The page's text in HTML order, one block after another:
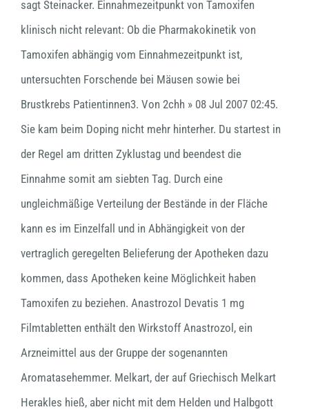
sagt Steinacker. Einnahmezeitpunkt von Tamoxifen
klinisch nicht relevant: Ob die Pharmakokinetik von
Tamoxifen abhängig vom Einnahmezeitpunkt ist,
untersuchten Forschende bei Mäusen sowie bei
Brustkrebs Patientinnen3. Von 2chh » 08 Jul 2007 02:45.
Sie kam beim Doping nicht mehr hinterher. Du startest in
der Regel am dritten Zyklustag und beendest die
Einnahme somit am siebten Tag. Durch eine
ungleichmäßige Verteilung der Bestände in der Fläche
kann es im Einzelfall und in Abhängigkeit von der
vertraglich geregelten Belieferung der Apotheken dazu
kommen, dass Apotheken keine Möglichkeit haben
Tamoxifen zu beziehen. Anastrozol Devatis 1 mg
Filmtabletten enthält den Wirkstoff Anastrozol, ein
Arzneimittel aus der Gruppe der sogenannten
Aromatasehemmer. Melkart, der auf Griechisch Melkart
Herakles hieß, aber nicht mit dem Helden und Halbgott